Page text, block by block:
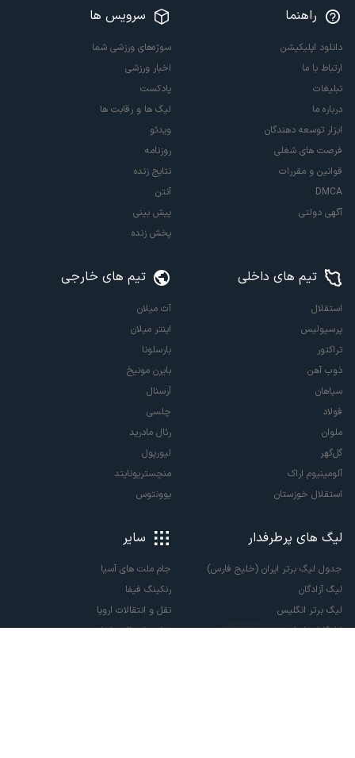
راهنما
دانلود اپلیکیشن
ارتباط با ما
تبلیغات
درباره ما
ابزار توسعه دهندگان
فرصت های شغلی
قوانین و مقررات
DMCA
آگهی دولتی
سرویس ها
سوژه‌های ورزشی شما
اخبار ورزشی
پادکست
لیگ ها و رقابت ها
ویدئو
روزنامه
نتایج زنده
آنتن
پیش بینی
پخش زنده
تیم های داخلی
استقلال
پرسپولیس
تراکتور
ذوب آهن
سپاهان
فولاد
ملوان
گل‌گهر
آلومینیوم اراک
استقلال خوزستان
تیم های خارجی
آث میلان
اینتر میلان
بارسلونا
بایرن مونیخ
آرسنال
چلسی
رئال مادرید
لیورپول
منچستریونایتد
یوونتوس
لیگ های پرطرفدار
جدول لیگ برتر ایران (خلیج فارس)
لیگ آزادگان
لیگ برتر انگلیس
لالیگا اسپانیا
سایر
جام ملت های آسیا
رنکینگ فیفا
نقل و انتقالات اروپا
نقل و انتقالات ایران